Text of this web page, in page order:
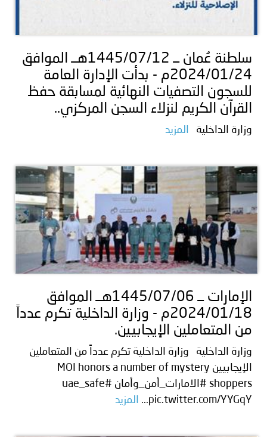
سلطنة عُمان ــ 1445/07/12هــ الموافق
2024/01/24م - بدأت الإدارة العامة
للسجون التصفيات النهائية لمسابقة حفظ
القرآن الكريم لنزلاء السجن المركزي..
وزارة الداخلية المزيد
الإمارات ــ 1445/07/06هــ الموافق
2024/01/18م - وزارة الداخلية تكرم عدداً
من المتعاملين الإيجابيين.
وزارة الداخلية وزارة الداخلية تكرم عدداً من المتعاملين
الإيجابيين MOI honors a number of mystery
shoppers #الامارات_أمن_وأمان #uae_safe
pic.twitter.com/YYGqY...
المزيد